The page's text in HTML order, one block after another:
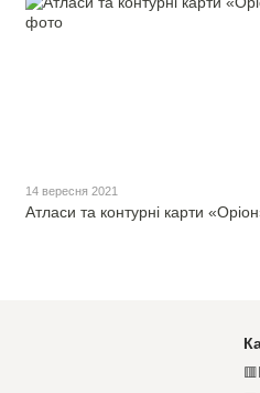
14 вересня 2021
Атласи та контурні карти